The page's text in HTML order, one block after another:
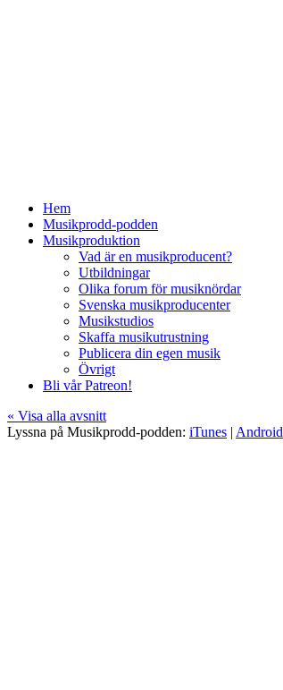
Hem
Musikprodd-podden
Musikproduktion
Vad är en musikproducent?
Utbildningar
Olika forum för musiknördar
Svenska musikproducenter
Musikstudios
Skaffa musikutrustning
Publicera din egen musik
Övrigt
Bli vår Patreon!
« Visa alla avsnitt
Lyssna på Musikprodd-podden: iTunes | Android